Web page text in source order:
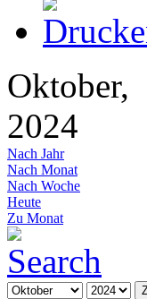
Oktober,
2024
Nach Jahr
Nach Monat
Nach Woche
Heute
Zu Monat